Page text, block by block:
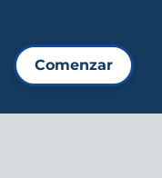
Comenzar